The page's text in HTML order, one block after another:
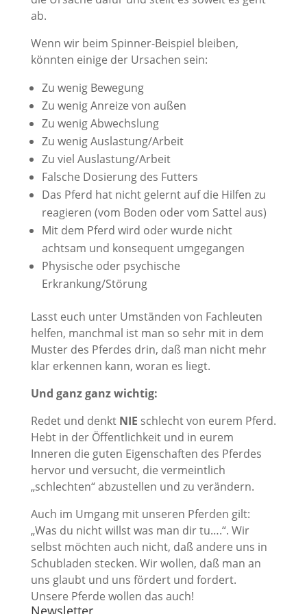
ab.
Wenn wir beim Spinner-Beispiel bleiben,
könnten einige der Ursachen sein:
Zu wenig Bewegung
Zu wenig Anreize von außen
Zu wenig Abwechslung
Zu wenig Auslastung/Arbeit
Zu viel Auslastung/Arbeit
Falsche Dosierung des Futters
Das Pferd hat nicht gelernt auf die Hilfen zu
reagieren (vom Boden oder vom Sattel aus)
Mit dem Pferd wird oder wurde nicht
achtsam und konsequent umgegangen
Physische oder psychische
Erkrankung/Störung
Lasst euch unter Umständen von Fachleuten
helfen, manchmal ist man so sehr mit in dem
Muster des Pferdes drin, daß man nicht mehr
klar erkennen kann, woran es liegt.
Und ganz ganz wichtig:
Redet und denkt NIE schlecht von eurem Pferd.
Hebt in der Öffentlichkeit und in eurem
Inneren die guten Eigenschaften des Pferdes
hervor und versucht, die vermeintlich
„schlechten“ abzustellen und zu verändern.
Auch im Umgang mit unseren Pferden gilt:
„Was du nicht willst was man dir tu….“. Wir
selbst möchten auch nicht, daß andere uns in
Schubladen stecken. Wir wollen, daß man an
uns glaubt und uns fördert und fordert.
Unsere Pferde wollen das auch!
Newsletter